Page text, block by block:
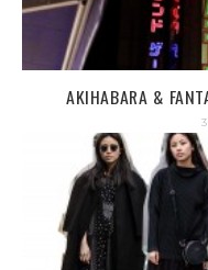
AKIHABARA &